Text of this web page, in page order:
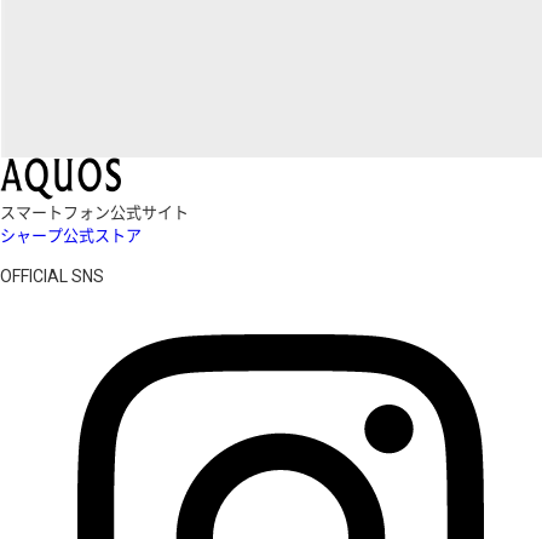
スマートフォン公式サイト
シャープ公式ストア
OFFICIAL SNS